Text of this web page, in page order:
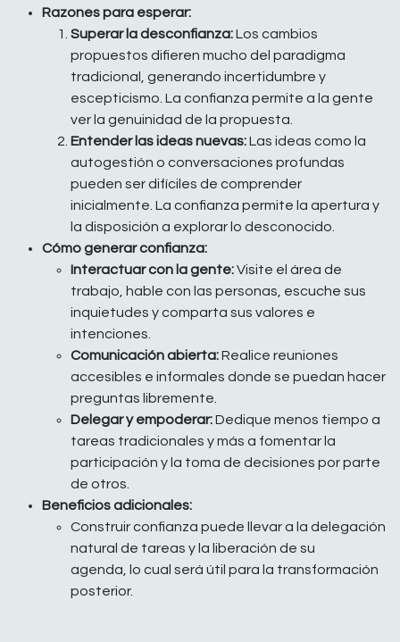
Razones para esperar:
Superar la desconfianza:Los cambios
propuestos difieren mucho del paradigma
tradicional, generando incertidumbre y
escepticismo. La confianza permite a la gente
ver la genuinidad de la propuesta.
Entender las ideas nuevas:Las ideas como la
autogestión o conversaciones profundas
pueden ser difíciles de comprender
inicialmente. La confianza permite la apertura y
la disposición a explorar lo desconocido.
Cómo generar confianza:
Interactuar con la gente:Visite el área de
trabajo, hable con las personas, escuche sus
inquietudes y comparta sus valores e
intenciones.
Comunicación abierta:Realice reuniones
accesibles e informales donde se puedan hacer
preguntas libremente.
Delegar y empoderar:Dedique menos tiempo a
tareas tradicionales y más a fomentar la
participación y la toma de decisiones por parte
de otros.
Beneficios adicionales:
Construir confianza puede llevar a la delegación
natural de tareas y la liberación de su
agenda, lo cual será útil para la transformación
posterior.